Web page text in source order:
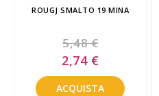
ROUGJ SMALTO 19 MINA
5,48 €
Special
Price
2,74 €
ACQUISTA